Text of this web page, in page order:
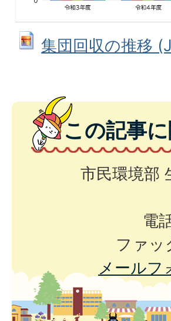
集団回収の推移
この記事
市民環境部
電
ファ
メールフ